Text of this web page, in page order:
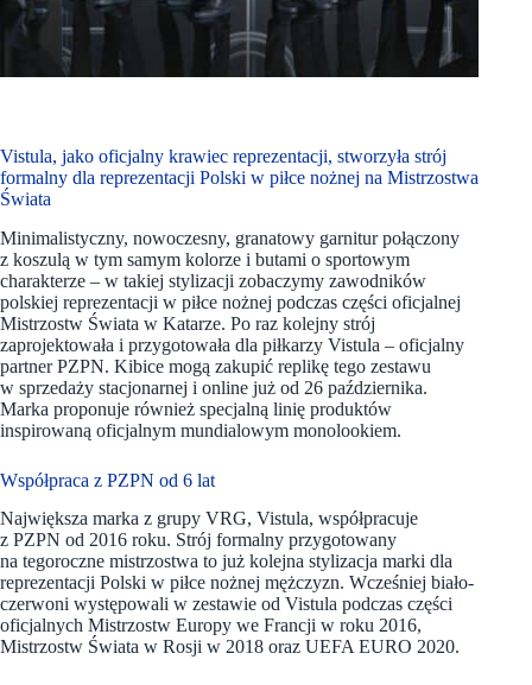
Vistula, jako oficjalny krawiec reprezentacji, stworzyła strój
formalny dla reprezentacji Polski w piłce nożnej na Mistrzostwa
Świata
Minimalistyczny, nowoczesny, granatowy garnitur połączony
z koszulą w tym samym kolorze i butami o sportowym
charakterze – w takiej stylizacji zobaczymy zawodników
polskiej reprezentacji w piłce nożnej podczas części oficjalnej
Mistrzostw Świata w Katarze. Po raz kolejny strój
zaprojektowała i przygotowała dla piłkarzy Vistula – oficjalny
partner PZPN. Kibice mogą zakupić replikę tego zestawu
w sprzedaży stacjonarnej i online już od 26 października.
Marka proponuje również specjalną linię produktów
inspirowaną oficjalnym mundialowym monolookiem.
Współpraca z PZPN od 6 lat
Największa marka z grupy VRG, Vistula, współpracuje
z PZPN od 2016 roku. Strój formalny przygotowany
na tegoroczne mistrzostwa to już kolejna stylizacja marki dla
reprezentacji Polski w piłce nożnej mężczyzn. Wcześniej biało-
czerwoni występowali w zestawie od Vistula podczas części
oficjalnych Mistrzostw Europy we Francji w roku 2016,
Mistrzostw Świata w Rosji w 2018 oraz UEFA EURO 2020.